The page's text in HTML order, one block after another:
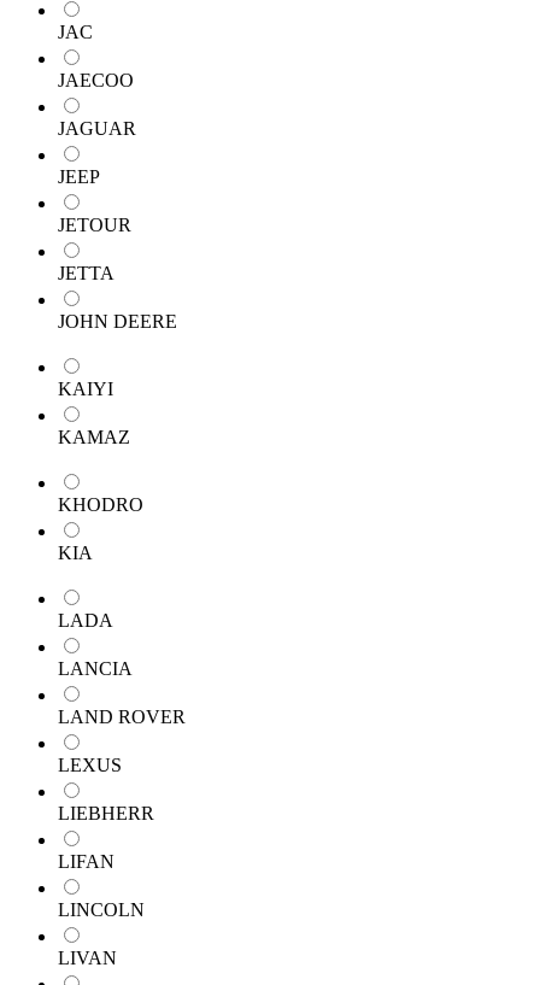
JAC
JAECOO
JAGUAR
JEEP
JETOUR
JETTA
JOHN DEERE
KAIYI
KAMAZ
KHODRO
KIA
LADA
LANCIA
LAND ROVER
LEXUS
LIEBHERR
LIFAN
LINCOLN
LIVAN